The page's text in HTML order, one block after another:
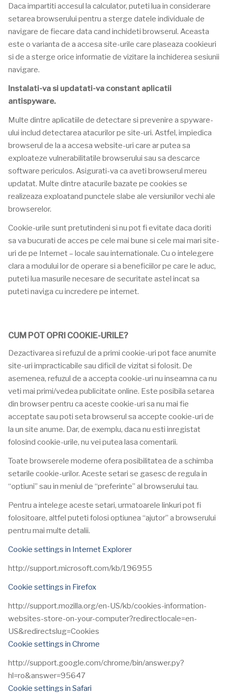
Daca impartiti accesul la calculator, puteti lua in considerare
setarea browserului pentru a sterge datele individuale de
navigare de fiecare data cand inchideti browserul. Aceasta
este o varianta de a accesa site-urile care plaseaza cookieuri
si de a sterge orice informatie de vizitare la inchiderea sesiunii
navigare.
Instalati-va si updatati-va constant aplicatii
antispyware.
Multe dintre aplicatiile de detectare si prevenire a spyware-
ului includ detectarea atacurilor pe site-uri. Astfel, impiedica
browserul de la a accesa website-uri care ar putea sa
exploateze vulnerabilitatile browserului sau sa descarce
software periculos. Asigurati-va ca aveti browserul mereu
updatat. Multe dintre atacurile bazate pe cookies se
realizeaza exploatand punctele slabe ale versiunilor vechi ale
browserelor.
Cookie-urile sunt pretutindeni si nu pot fi evitate daca doriti
sa va bucurati de acces pe cele mai bune si cele mai mari site-
uri de pe Internet – locale sau internationale. Cu o intelegere
clara a modului lor de operare si a beneficiilor pe care le aduc,
puteti lua masurile necesare de securitate astel incat sa
puteti naviga cu incredere pe internet.
CUM POT OPRI COOKIE-URILE?
Dezactivarea si refuzul de a primi cookie-uri pot face anumite
site-uri impracticabile sau dificil de vizitat si folosit. De
asemenea, refuzul de a accepta cookie-uri nu inseamna ca nu
veti mai primi/vedea publicitate online. Este posibila setarea
din browser pentru ca aceste cookie-uri sa nu mai fie
acceptate sau poti seta browserul sa accepte cookie-uri de
la un site anume. Dar, de exemplu, daca nu esti inregistat
folosind cookie-urile, nu vei putea lasa comentarii.
Toate browserele moderne ofera posibilitatea de a schimba
setarile cookie-urilor. Aceste setari se gasesc de regula in
“optiuni” sau in meniul de “preferinte” al browserului tau.
Pentru a intelege aceste setari, urmatoarele linkuri pot fi
folositoare, altfel puteti folosi optiunea “ajutor” a browserului
pentru mai multe detalii.
Cookie settings in Internet Explorer
http://support.microsoft.com/kb/196955
Cookie settings in Firefox
http://support.mozilla.org/en-US/kb/cookies-information-
websites-store-on-your-computer?redirectlocale=en-
US&redirectslug=Cookies
Cookie settings in Chrome
http://support.google.com/chrome/bin/answer.py?
hl=ro&answer=95647
Cookie settings in Safari